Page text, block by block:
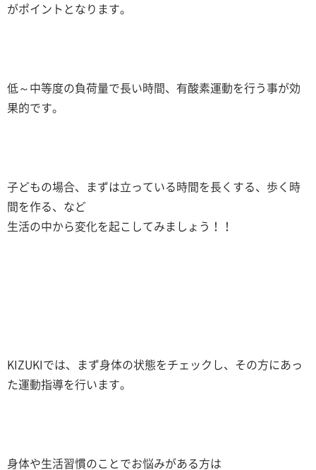
がポイントとなります。
低～中等度の負荷量で長い時間、有酸素運動を行う事が効
果的です。
子どもの場合、まずは立っている時間を長くする、歩く時
間を作る、など
生活の中から変化を起こしてみましょう！！
KIZUKIでは、まず身体の状態をチェックし、その方にあっ
た運動指導を行います。
身体や生活習慣のことでお悩みがある方は